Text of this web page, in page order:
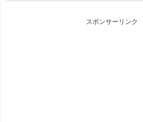
スポンサーリンク